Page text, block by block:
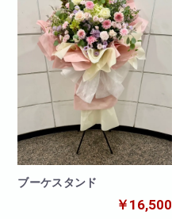
ブーケスタンド
￥16,500